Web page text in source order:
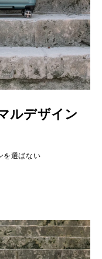
ルデザイン
を選ばない